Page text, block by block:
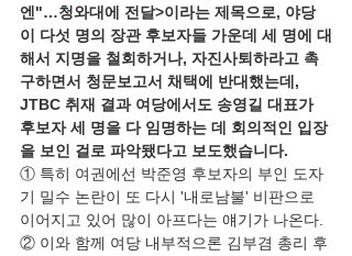
엔"…청와대에 전달>이라는 제목으로, 야당
이 다섯 명의 장관 후보자들 가운데 세 명에 대
해서 지명을 철회하거나, 자진사퇴하라고 촉
구하면서 청문보고서 채택에 반대했는데,
JTBC 취재 결과 여당에서도 송영길 대표가
후보자 세 명을 다 임명하는 데 회의적인 입장
을 보인 걸로 파악됐다고 보도했습니다.
① 특히 여권에선 박준영 후보자의 부인 도자
기 밀수 논란이 또 다시 '내로남불' 비판으로
이어지고 있어 많이 아프다는 얘기가 나온다.
② 이와 함께 여당 내부적으론 김부겸 총리 후